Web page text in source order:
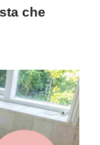
che